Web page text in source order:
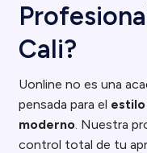
Cali?
Uonline no es una
pensada para el
moderno. Nuestra
control total de tu